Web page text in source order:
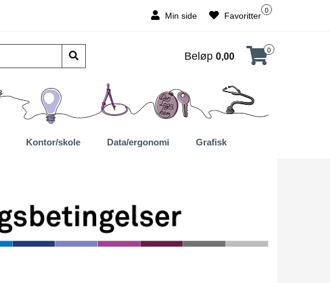
Min side
0
Favoritter
Beløp 0,00
0
Kontor/skole Data/ergonomi Grafisk